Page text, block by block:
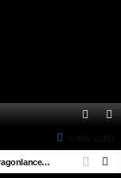
ne cri
[Dragonlance] Crépuscule d'automne